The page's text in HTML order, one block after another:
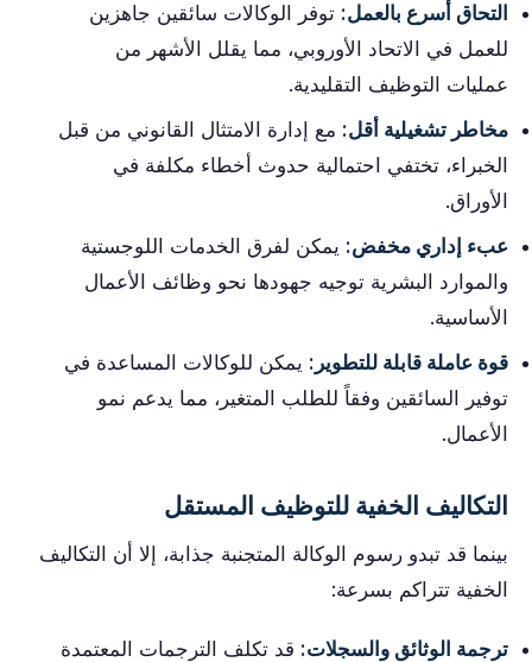
التحاق أسرع بالعمل: توفر الوكالات سائقين جاهزين
للعمل في الاتحاد الأوروبي، مما يقلل الأشهر من
عمليات التوظيف التقليدية.
مخاطر تشغيلية أقل: مع إدارة الامتثال القانوني من قبل
الخبراء، تختفي احتمالية حدوث أخطاء مكلفة في
الأوراق.
عبء إداري مخفض: يمكن لفرق الخدمات اللوجستية
والموارد البشرية توجيه جهودها نحو وظائف الأعمال
الأساسية.
قوة عاملة قابلة للتطوير: يمكن للوكالات المساعدة في
توفير السائقين وفقاً للطلب المتغير، مما يدعم نمو
الأعمال.
التكاليف الخفية للتوظيف المستقل
بينما قد تبدو رسوم الوكالة المتجنبة جذابة، إلا أن التكاليف
الخفية تتراكم بسرعة:
ترجمة الوثائق والسجلات: قد تكلف الترجمات المعتمدة